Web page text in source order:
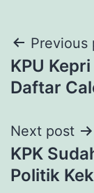
Post
Previous
KPU
Daftar
Next post
KPK
Politik